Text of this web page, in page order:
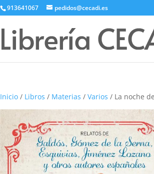
913641067 pedidos@cecadi.es
Inicio / Libros / Materias /Varios / La noche